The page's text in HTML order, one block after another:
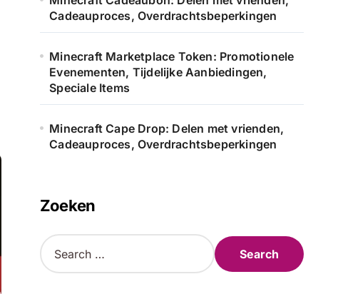
Cadeauproces, Overdrachtsbeperkingen
Minecraft Marketplace Token: Promotionele
Evenementen, Tijdelijke Aanbiedingen,
Speciale Items
Minecraft Cape Drop: Delen met vrienden,
Cadeauproces, Overdrachtsbeperkingen
Zoeken
S
e